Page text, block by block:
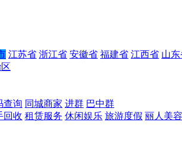
江苏省 浙江省 安徽省 福建省 江西省 山
查询 同城商家 进群 巴中群
回收 租赁服务 休闲娱乐 旅游度假 丽人美容